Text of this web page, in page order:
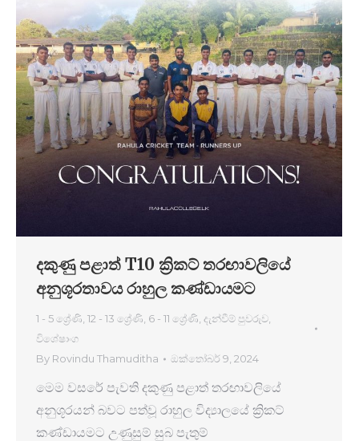
දකුණු පළාත් T10 ක්‍රිකට් තරඟාවලියේ
අනුශූරතාවය රාහුල කණ්ඩායමට
1 - 5 ශ්‍රේණි 12 - 13 ශ්‍රේණි 6 - 11 ශ්‍රේණි දැන්වීම් පුවරුව
විශේෂාංග
By Rovindu Thamuditha ඔක්තෝබර් 9, 2024
මෙම වසරේ පැවති දකුණු පළාත් තරඟාවලියේ
අනුශූරයන් බවට පත්වූ රාහුල විද්‍යාලයේ ක්‍රිකට්
කණ්ඩායමට උණුසුම් සුබ පැතුම්